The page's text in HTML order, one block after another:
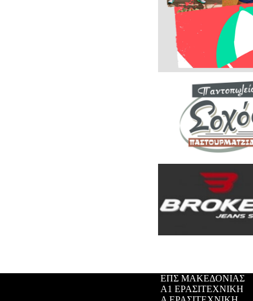
ΕΠΣ ΜΑΚΕΔΟΝΙΑΣ
Α1 ΕΡΑΣΙΤΕΧΝΙΚΗ